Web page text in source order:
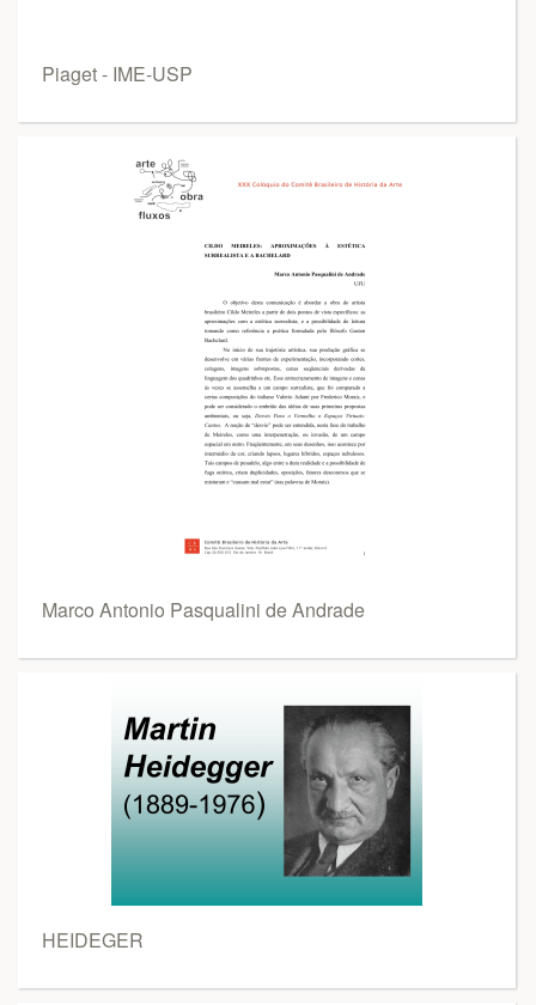
Piaget - IME-USP
Marco Antonio Pasqualini de Andrade
HEIDEGER